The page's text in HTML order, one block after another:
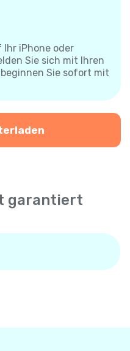
Ihr iPhone oder
Sie sich mit Ihren
Sie sofort mit
garantiert